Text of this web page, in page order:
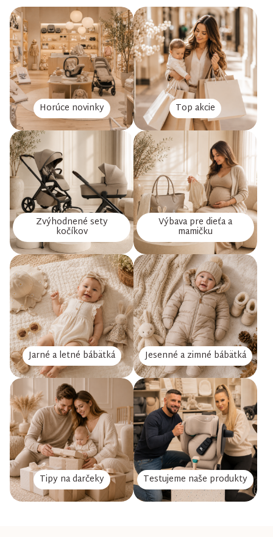
Horúce novinky Top akcie
Zvýhodnené sety
kočíkov
Výbava pre dieťa a
mamičku
Jarné a letné bábätká Jesenné a zimné bábätká
Tipy na darčeky Testujeme naše produkty